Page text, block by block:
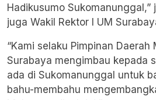
Hadikusumo
juga Wakil Rektor I UM
“Kami selaku Pimpinan Daerah
Surabaya mengimbau kepada
ada di Sukomanunggal untuk
bahu-membahu